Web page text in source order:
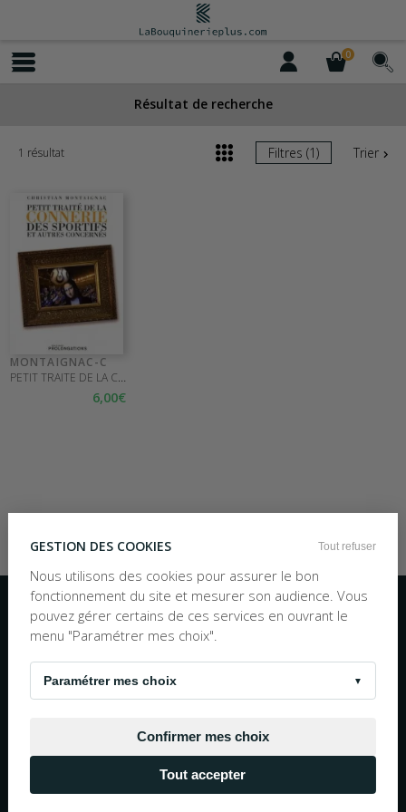
0
Résultat de recherche
1 résultat Filtres (1) Trier
MONTAIGNAC-C
PETIT TRAITE DE LA CONNERIE DES SPORTIFS
6,00€
Inscription à la newsletter
10h30 - 19h00 Numéro non surtaxé
Réalisation cofinancée par l'Union européene avec
le Fond européen de développement régional.
Tout refuser
GESTION DES COOKIES
Nous utilisons des cookies pour assurer le bon
fonctionnement du site et mesurer son audience. Vous
pouvez gérer certains de ces services en ouvrant le
menu "Paramétrer mes choix".
Paramétrer mes choix ▼
Confirmer mes choix
Tout accepter